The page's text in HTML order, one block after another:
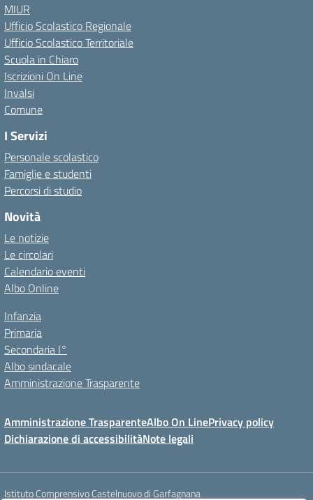
MIUR
Ufficio Scolastico Regionale
Ufficio Scolastico Territoriale
Scuola in Chiaro
Iscrizioni On Line
Invalsi
Comune
I Servizi
Personale scolastico
Famiglie e studenti
Percorsi di studio
Novità
Le notizie
Le circolari
Calendario eventi
Albo Online
Infanzia
Primaria
Secondaria I°
Albo sindacale
Amministrazione Trasparente
Amministrazione TrasparenteAlbo On LinePrivacy policy
Dichiarazione di accessibilitàNote legali
Istituto Comprensivo Castelnuovo di Garfagnana